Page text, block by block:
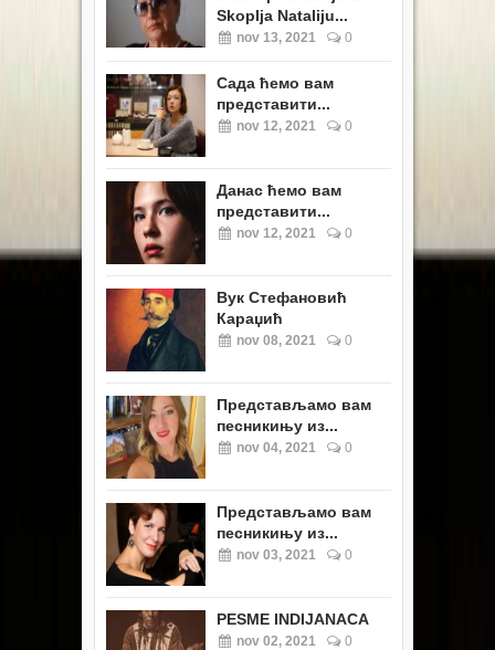
Skoplja Nataliju...
nov 13, 2021 0
Сада ћемо вам
представити...
nov 12, 2021 0
Данас ћемо вам
представити...
nov 12, 2021 0
Вук Стефановић
Караџић
nov 08, 2021 0
Представљамо вам
песникињу из...
nov 04, 2021 0
Представљамо вам
песникињу из...
nov 03, 2021 0
PESME INDIJANACA
nov 02, 2021 0